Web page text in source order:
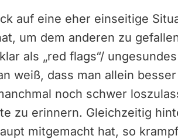
auf eine eher einseitige
um dem anderen zu
als „red flags“/
weiß, dass man allein
noch schwer
zu erinnern. Gleichzeitig
mitgemacht hat, so